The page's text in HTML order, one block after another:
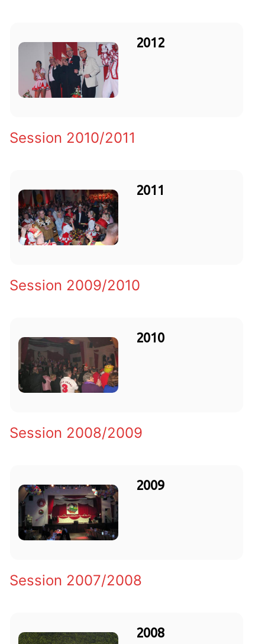
2012
Session 2010/2011
2011
Session 2009/2010
2010
Session 2008/2009
2009
Session 2007/2008
2008